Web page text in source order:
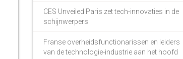
CES Unveiled Paris zet tech-innovaties in de
schijnwerpers
Franse overheidsfunctionarissen en leiders
van de technologie-industrie aan het hoofd